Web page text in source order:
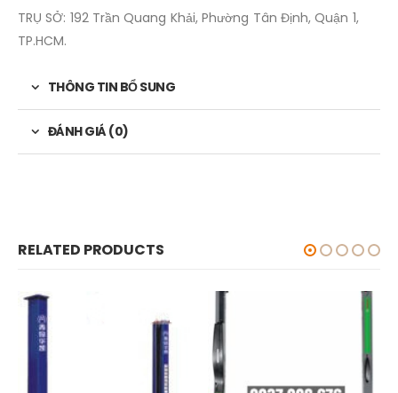
TRỤ SỞ: 192 Trần Quang Khải, Phường Tân Định, Quận 1,
TP.HCM.
THÔNG TIN BỔ SUNG
ĐÁNH GIÁ (0)
RELATED PRODUCTS